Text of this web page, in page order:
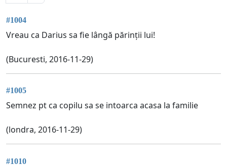
#1004
Vreau ca Darius sa fie lângă părinții lui!
(Bucuresti, 2016-11-29)
#1005
Semnez pt ca copilu sa se intoarca acasa la familie
(londra, 2016-11-29)
#1010